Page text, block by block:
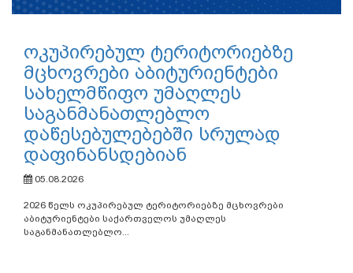
ოკუპირებულ ტერიტორიებზე
მცხოვრები აბიტურიენტები
სახელმწიფო უმაღლეს
საგანმანათლებლო
დაწესებულებებში სრულად
დაფინანსდებიან
05.08.2026
2026 წელს ოკუპირებულ ტერიტორიებზე მცხოვრები
აბიტურიენტები საქართველოს უმაღლეს
საგანმანათლებლო...